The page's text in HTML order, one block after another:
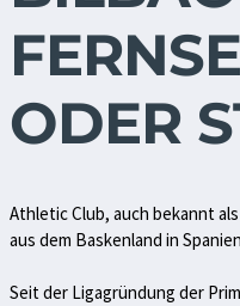
ODER
Athletic Club, auch bekannt
aus dem Baskenland in
Seit der Ligagründung der